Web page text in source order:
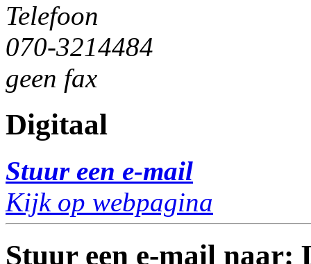
Telefoon
070-3214484
geen fax
Digitaal
Stuur een e-mail
Kijk op webpagina
Stuur een e-mail naar: